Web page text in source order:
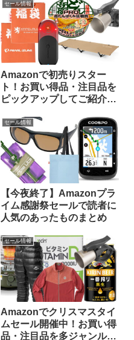
セール情報
Amazonで初売りスター
ト！お買い得品・注目品を
ピックアップしてご紹介し
セール情報
【今夜終了】Amazonプラ
イム感謝祭セールで読者に
人気のあったものまとめ
セール情報
Amazonでクリスマスタイ
ムセール開催中！お買い得
品・注目品を多ジャンルか